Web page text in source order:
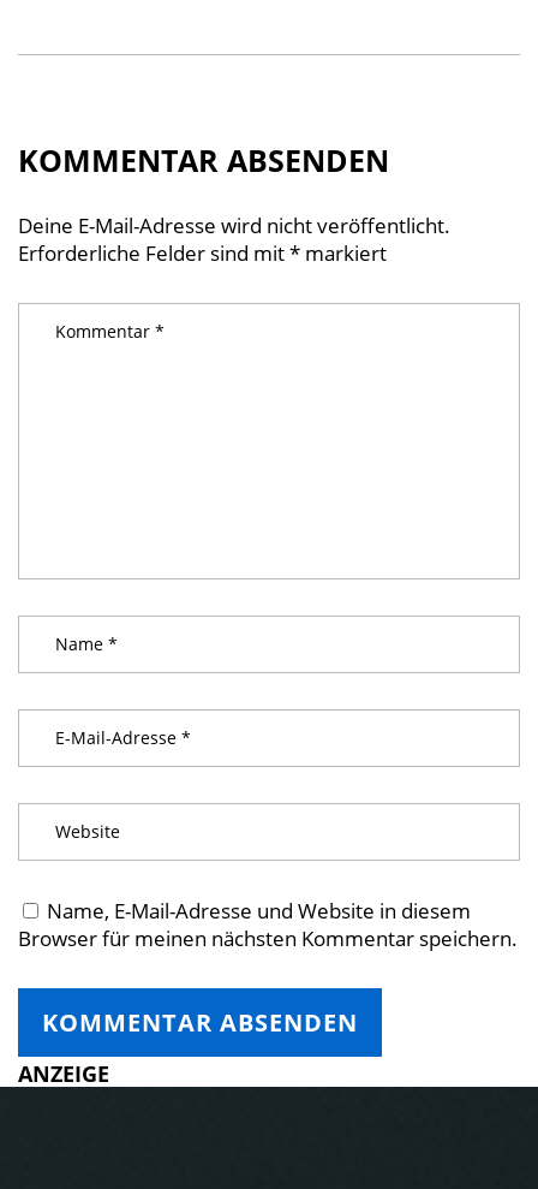
KOMMENTAR ABSENDEN
Deine E-Mail-Adresse wird nicht veröffentlicht.
Erforderliche Felder sind mit* markiert
Name, E-Mail-Adresse und Website in diesem
Browser für meinen nächsten Kommentar speichern.
ANZEIGE